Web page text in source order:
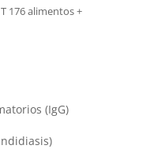
176 alimentos +
(IgG)